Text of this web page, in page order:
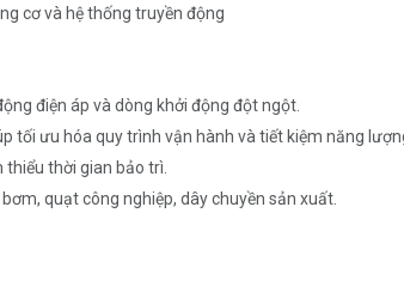
cơ và hệ thống truyền động
điện áp và dòng khởi động đột ngột.
tối ưu hóa quy trình vận hành và tiết kiệm năng
thời gian bảo trì.
quạt công nghiệp, dây chuyền sản xuất.